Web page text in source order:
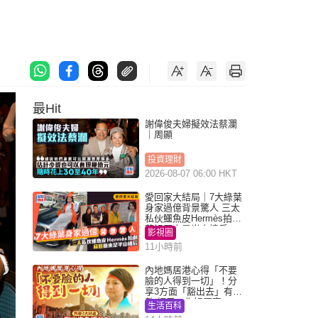
最Hit
謝偉俊夫婦擬效法蔡瀾
｜周顯
投資理財
2026-08-07 06:00 HKT
愛回家大結局｜7大綠葉
身家過億背景驚人 三太
私伙鱷魚皮Hermès拍劇
蘇姐原來是半山樓后
影視圈
11小時前
內地媽居港心得「不要
臉的人得到一切」！分
享3方面「豁出去」有著
數 網民：你好厲害
生活百科